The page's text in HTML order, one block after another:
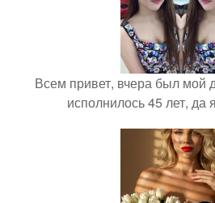
Всем привет, вчера был мой
исполнилось 45 лет, да